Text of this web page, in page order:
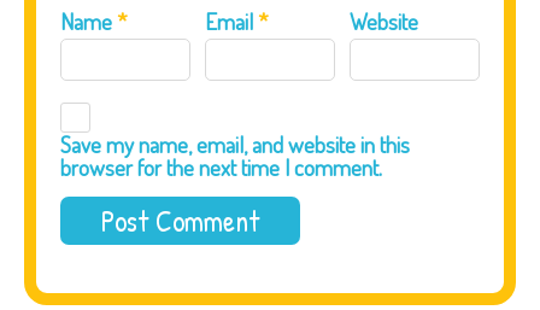
Name* Email* Website
Save my name, email, and website in this
browser for the next time I comment.